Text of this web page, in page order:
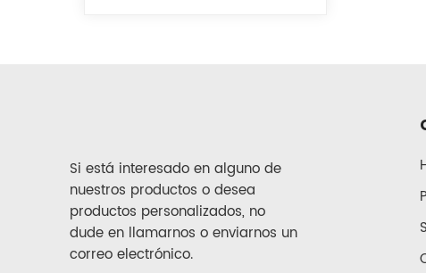
Si está interesado en alguno de
nuestros productos o desea
productos personalizados, no
dude en llamarnos o enviarnos un
correo electrónico.